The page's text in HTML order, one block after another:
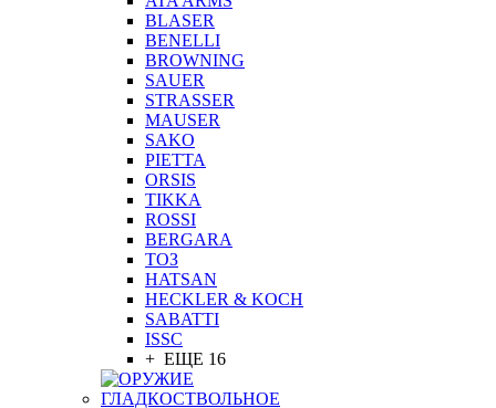
BLASER
BENELLI
BROWNING
SAUER
STRASSER
MAUSER
SAKO
PIETTA
ORSIS
TIKKA
ROSSI
BERGARA
ТОЗ
HATSAN
HECKLER & KOCH
SABATTI
ISSC
+ ЕЩЕ 16